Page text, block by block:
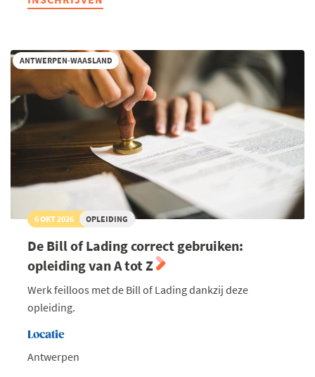
Logistics
industrie
4.0
ANTWERPEN-WAASLAND
6 OKT 2026 OPLEIDING
De Bill of Lading correct gebruiken:
opleiding van A tot Z
Werk feilloos met de Bill of Lading dankzij deze
opleiding.
Locatie
Antwerpen